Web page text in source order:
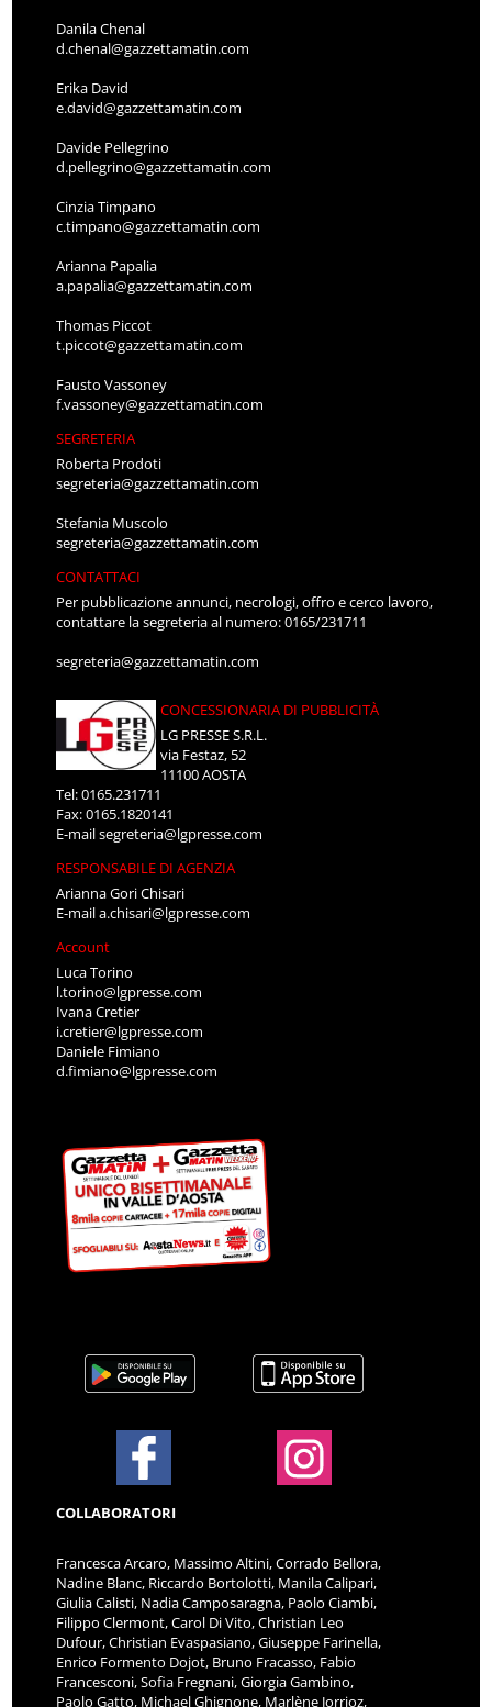
Danila Chenal
d.chenal@gazzettamatin.com
Erika David
e.david@gazzettamatin.com
Davide Pellegrino
d.pellegrino@gazzettamatin.com
Cinzia Timpano
c.timpano@gazzettamatin.com
Arianna Papalia
a.papalia@gazzettamatin.com
Thomas Piccot
t.piccot@gazzettamatin.com
Fausto Vassoney
f.vassoney@gazzettamatin.com
SEGRETERIA
Roberta Prodoti
segreteria@gazzettamatin.com
Stefania Muscolo
segreteria@gazzettamatin.com
CONTATTACI
Per pubblicazione annunci, necrologi, offro e cerco lavoro,
contattare la segreteria al numero: 0165/231711
segreteria@gazzettamatin.com
CONCESSIONARIA DI PUBBLICITÀ
LG PRESSE S.R.L.
via Festaz, 52
11100 AOSTA
Tel: 0165.231711
Fax: 0165.1820141
E-mailsegreteria@lgpresse.com
RESPONSABILE DI AGENZIA
Arianna Gori Chisari
E-maila.chisari@lgpresse.com
Account
Luca Torino
l.torino@lgpresse.com
Ivana Cretier
i.cretier@lgpresse.com
Daniele Fimiano
d.fimiano@lgpresse.com
COLLABORATORI
Francesca Arcaro, Massimo Altini, Corrado Bellora,
Nadine Blanc, Riccardo Bortolotti, Manila Calipari,
Giulia Calisti, Nadia Camposaragna, Paolo Ciambi,
Filippo Clermont, Carol Di Vito, Christian Leo
Dufour, Christian Evaspasiano, Giuseppe Farinella,
Enrico Formento Dojot, Bruno Fracasso, Fabio
Francesconi, Sofia Fregnani, Giorgia Gambino,
Paolo Gatto, Michael Ghignone, Marlène Jorrioz,